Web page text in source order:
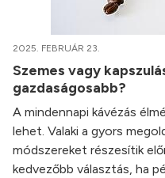
2025. FEBRUÁR 23.
Szemes vagy
gazdaságosabb?
A mindennapi kávézás
lehet. Valaki a gyors
módszereket részesítik
kedvezőbb választás, ha